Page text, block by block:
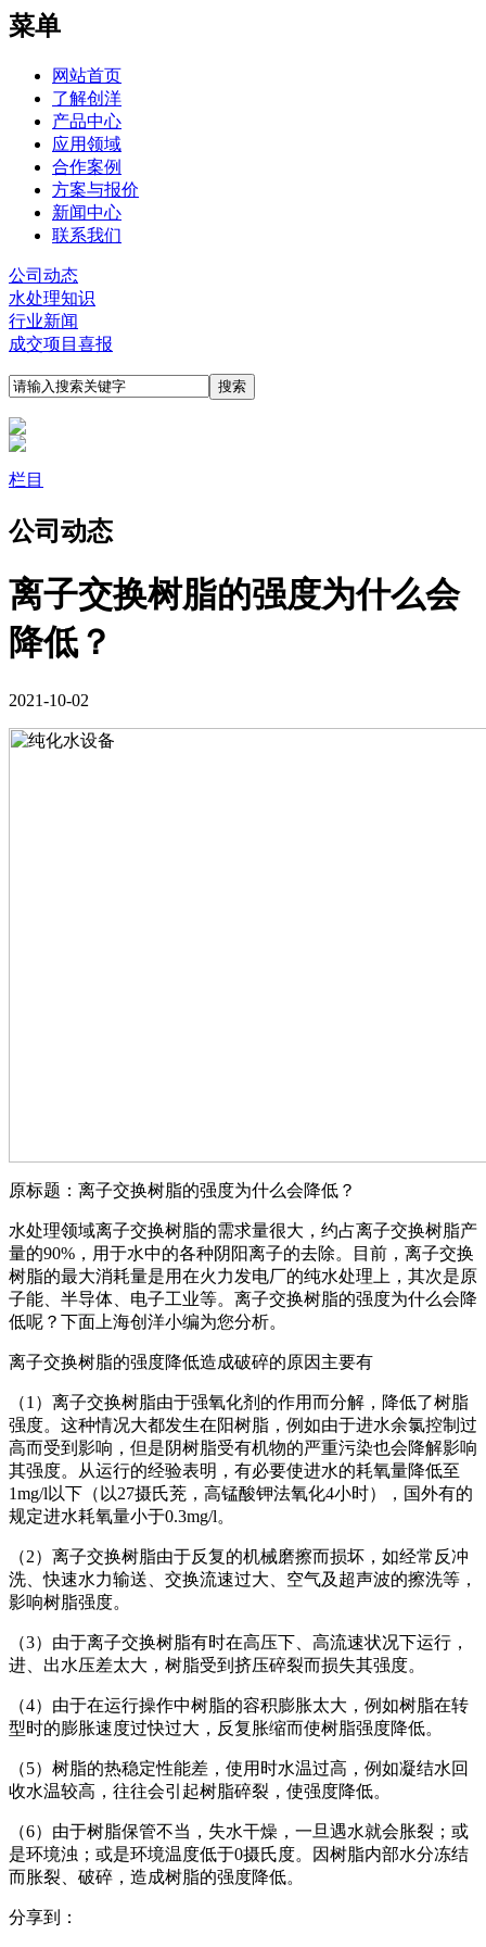
菜单
网站首页
了解创洋
产品中心
应用领域
合作案例
方案与报价
新闻中心
联系我们
公司动态
水处理知识
行业新闻
成交项目喜报
栏目
公司动态
离子交换树脂的强度为什么会
降低？
2021-10-02
原标题：离子交换树脂的强度为什么会降低？
水处理领域离子交换树脂的需求量很大，约占离子交换树脂产
量的90%，用于水中的各种阴阳离子的去除。目前，离子交换
树脂的最大消耗量是用在火力发电厂的纯水处理上，其次是原
子能、半导体、电子工业等。离子交换树脂的强度为什么会降
低呢？下面上海创洋小编为您分析。
离子交换树脂的强度降低造成破碎的原因主要有
（1）离子交换树脂由于强氧化剂的作用而分解，降低了树脂
强度。这种情况大都发生在阳树脂，例如由于进水余氯控制过
高而受到影响，但是阴树脂受有机物的严重污染也会降解影响
其强度。从运行的经验表明，有必要使进水的耗氧量降低至
1mg/l以下（以27摄氏茺 ，高锰酸钾法氧化4小时），国外有的
规定进水耗氧量小于0.3mg/l。
（2）离子交换树脂由于反复的机械磨擦而损坏，如经常反冲
洗、快速水力输送、交换流速过大、空气及超声波的擦洗等，
影响树脂强度。
（3）由于离子交换树脂有时在高压下、高流速状况下运行，
进、出水压差太大，树脂受到挤压碎裂而损失其强度。
（4）由于在运行操作中树脂的容积膨胀太大，例如树脂在转
型时的膨胀速度过快过大，反复胀缩而使树脂强度降低。
（5）树脂的热稳定性能差，使用时水温过高，例如凝结水回
收水温较高，往往会引起树脂碎裂，使强度降低。
（6）由于树脂保管不当，失水干燥，一旦遇水就会胀裂；或
是环境浊；或是环境温度低于0摄氏度。因树脂内部水分冻结
而胀裂、破碎，造成树脂的强度降低。
分享到：